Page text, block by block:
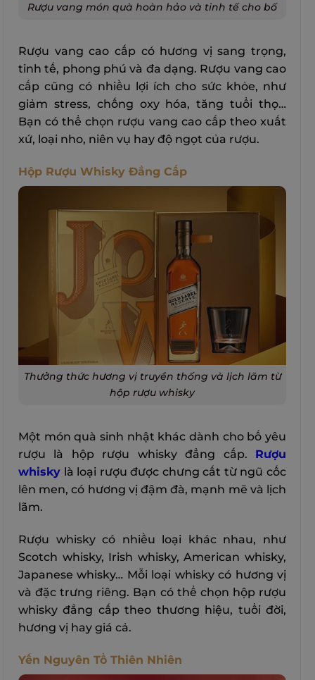
Rượu vang món quà hoàn hảo và tinh tế cho bố
Rượu vang cao cấp có hương vị sang trọng,
tinh tế, phong phú và đa dạng. Rượu vang cao
cấp cũng có nhiều lợi ích cho sức khỏe, như
giảm stress, chống oxy hóa, tăng tuổi thọ…
Bạn có thể chọn rượu vang cao cấp theo xuất
xứ, loại nho, niên vụ hay độ ngọt của rượu.
Hộp Rượu Whisky Đẳng Cấp
Thưởng thức hương vị truyền thống và lịch lãm từ
hộp rượu whisky
Một món quà sinh nhật khác dành cho bố yêu
rượu là hộp rượu whisky đẳng cấp. Rượu
whisky là loại rượu được chưng cất từ ngũ cốc
lên men, có hương vị đậm đà, mạnh mẽ và lịch
lãm.
Rượu whisky có nhiều loại khác nhau, như
Scotch whisky, Irish whisky, American whisky,
Japanese whisky… Mỗi loại whisky có hương vị
và đặc trưng riêng. Bạn có thể chọn hộp rượu
whisky đẳng cấp theo thương hiệu, tuổi đời,
hương vị hay giá cả.
Yến Nguyên Tổ Thiên Nhiên